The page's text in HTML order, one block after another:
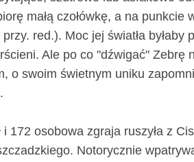
małą czołówkę, a na punkcie
red.). Moc jej światła byłaby
Ale po co "dźwigać" Zebrę
o swoim świetnym uniku
i 172 osobowa zgraja ruszyła z
Notorycznie